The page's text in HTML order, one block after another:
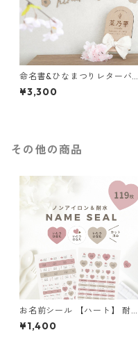
命名書&ひなまつりレターバナ
ー / 【送料込】漢字 木製バナ
ー 木札 名入り札 桃の節句 ひ
¥3,300
その他の商品
お名前シール 【ハート】 耐
水・ノンアイロン カット済み
漢字対応 A5×2枚
¥1,400